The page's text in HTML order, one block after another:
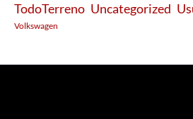
TodoTerreno Uncategorized
Volkswagen